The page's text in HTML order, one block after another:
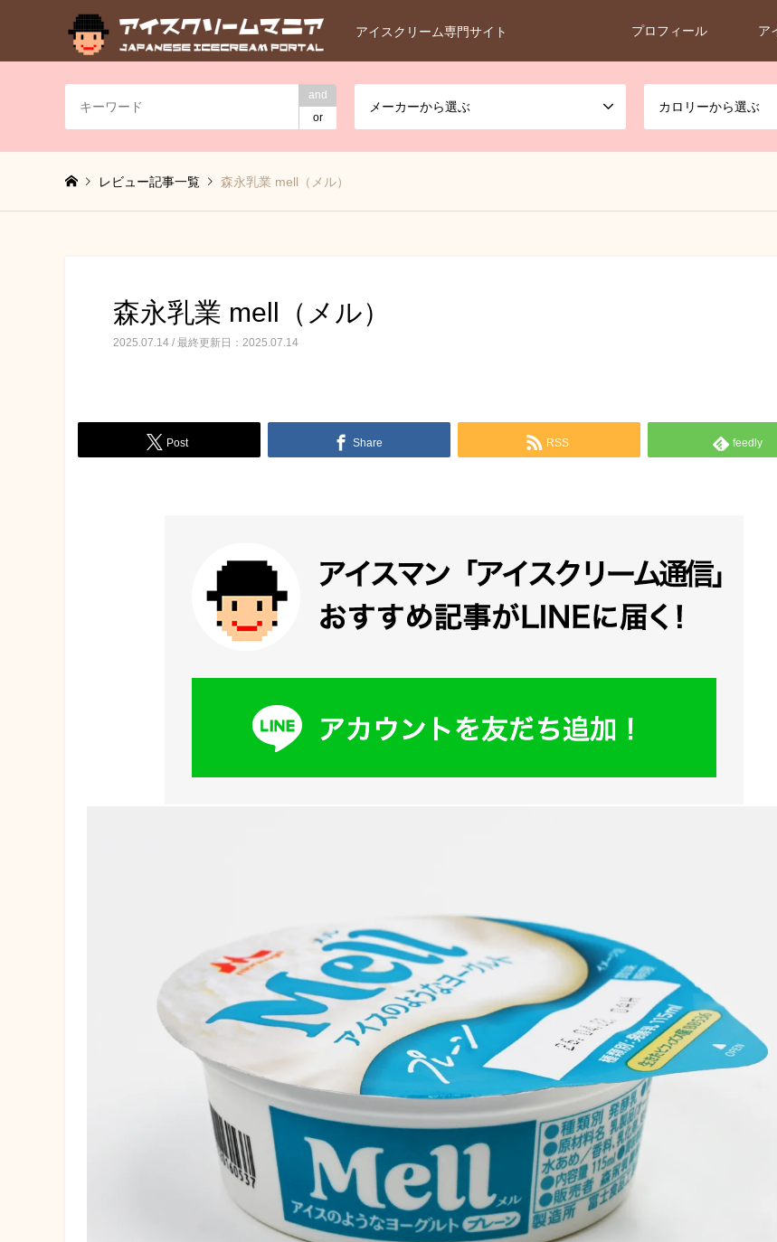
アイスクリーム専門サイト プロフィール ア
and
or
メーカーから選ぶ カロリーから選ぶ
レビュー記事一覧 森永乳業 mell（メル）
森永乳業 mell（メル）
2025.07.14 / 最終更新日：2025.07.14
Post Share RSS feedly